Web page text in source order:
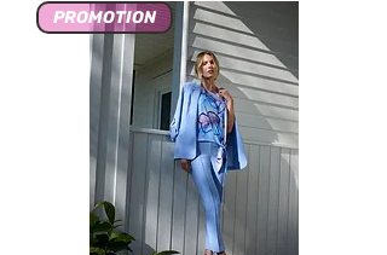
PROMOTION